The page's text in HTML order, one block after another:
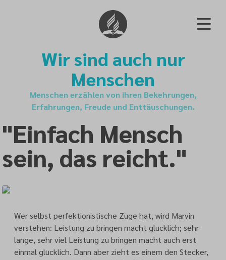
Wir sind auch nur
Menschen
Menschen erzählen von ihren Bekehrungen,
Erfahrungen, Freude und Enttäuschungen.
"Einfach Mensch
sein, das reicht."
Wer selbst perfektionistische Züge hat, wird Marvin
verstehen: Leistung zu bringen macht glücklich; sehr
lange, sehr viel Leistung zu bringen macht auch erst
einmal glücklich. Dann aber zieht es einem den Stecker,